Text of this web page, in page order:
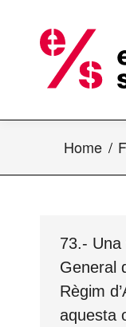
Home
73.- Una
General
Règim
aquesta